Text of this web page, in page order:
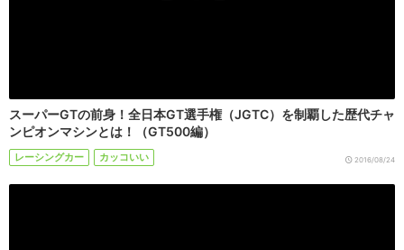
スーパーGTの前身！全日本GT選手権（JGTC）を制覇した歴代チャ
ンピオンマシンとは！（GT500編）
レーシングカー カッコいい 2016/08/24